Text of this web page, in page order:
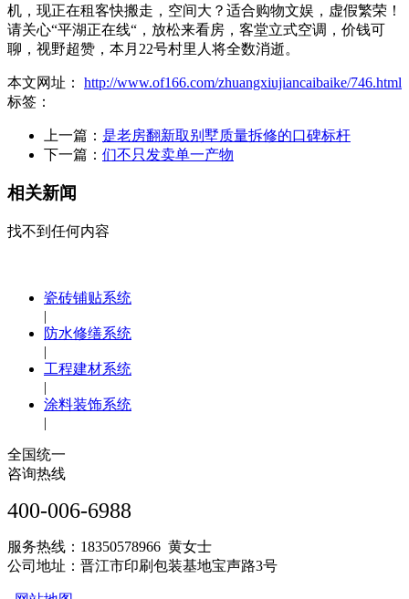
机，现正在租客快搬走，空间大？适合购物文娱，虚假繁荣！
请关心“平湖正在线“，放松来看房，客堂立式空调，价钱可
聊，视野超赞，本月22号村里人将全数消逝。
本文网址： http://www.of166.com/zhuangxiujiancaibaike/746.html
标签：
上一篇： 是老房翻新取别墅质量拆修的口碑标杆
下一篇： 们不只发卖单一产物
相关新闻
找不到任何内容
瓷砖铺贴系统
|
防水修缮系统
|
工程建材系统
|
涂料装饰系统
|
全国统一
咨询热线
400-006-6988
服务热线：18350578966 黄女士
公司地址：晋江市印刷包装基地宝声路3号